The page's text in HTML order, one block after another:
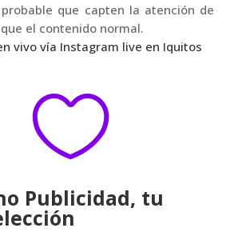
que capten la atención de
el contenido normal.
vivo vía Instagram live en Iquitos

Publicidad, tu